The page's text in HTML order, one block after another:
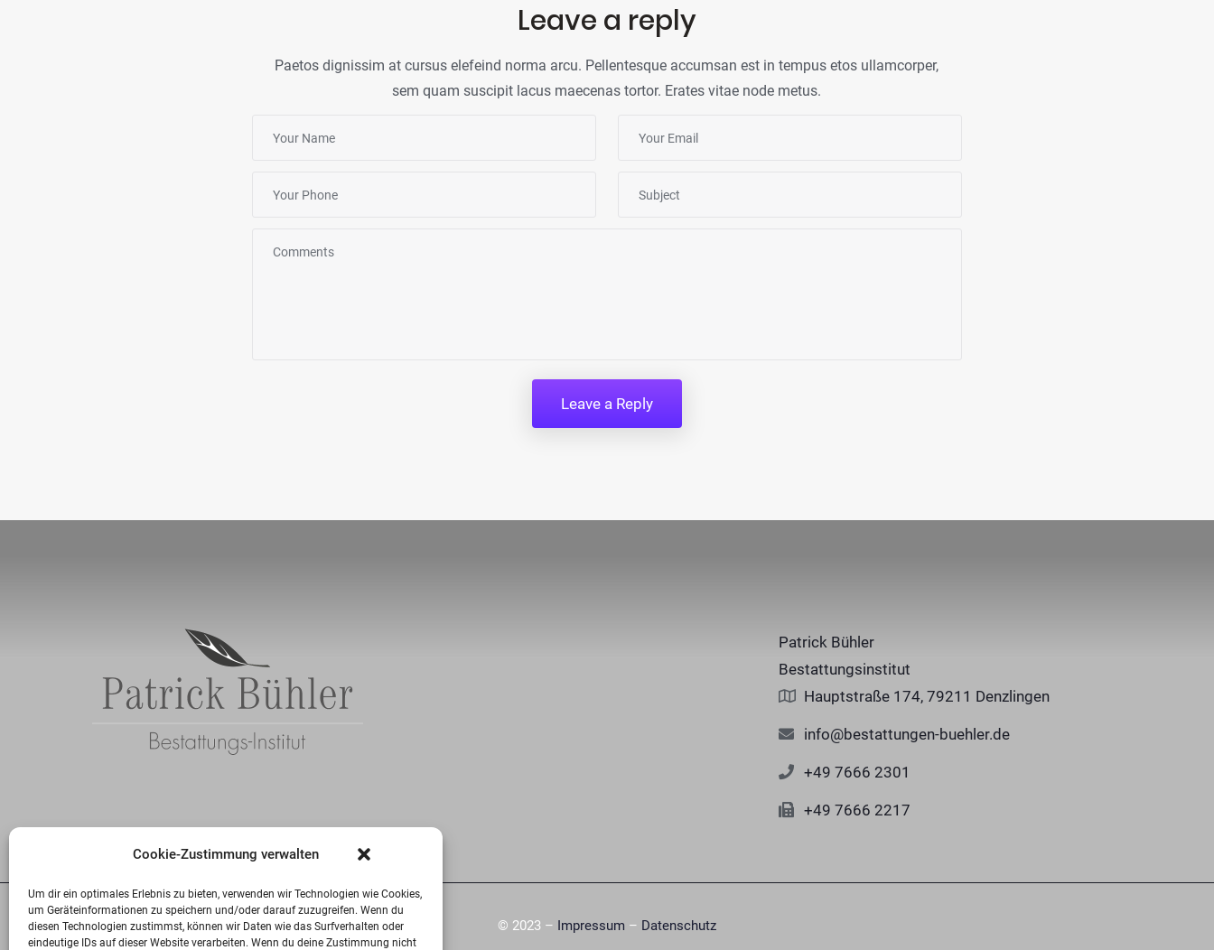
Cookie-Zustimmung verwalten
Um dir ein optimales Erlebnis zu bieten, verwenden wir Technologien wie Cookies,
um Geräteinformationen zu speichern und/oder darauf zuzugreifen. Wenn du
diesen Technologien zustimmst, können wir Daten wie das Surfverhalten oder
eindeutige IDs auf dieser Website verarbeiten. Wenn du deine Zustimmung nicht
Leave a reply
Paetos dignissim at cursus elefeind norma arcu. Pellentesque accumsan est in tempus etos ullamcorper,
sem quam suscipit lacus maecenas tortor. Erates vitae node metus.
Patrick Bühler
Bestattungsinstitut
Hauptstraße 174, 79211 Denzlingen
info@bestattungen-buehler.de
+49 7666 2301
+49 7666 2217
© 2023 – Impressum – Datenschutz